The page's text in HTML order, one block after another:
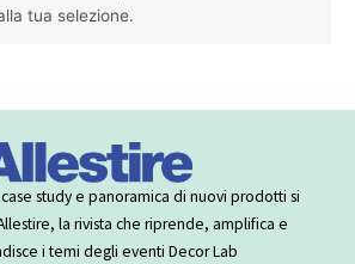
tua selezione.
study e panoramica di nuovi prodotti si
la rivista che riprende, amplifica e
i temi degli eventi Decor Lab